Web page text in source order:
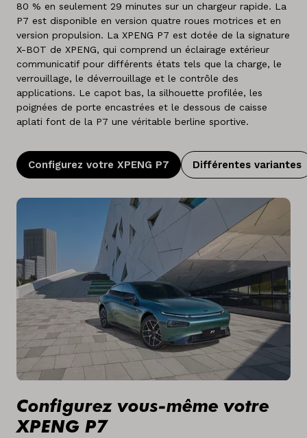
Langue
Néerlandais
Français
80 % en seulement 29 minutes sur un chargeur rapide. La
P7 est disponible en version quatre roues motrices et en
version propulsion. La XPENG P7 est dotée de la signature
X-BOT de XPENG, qui comprend un éclairage extérieur
communicatif pour différents états tels que la charge, le
verrouillage, le déverrouillage et le contrôle des
applications. Le capot bas, la silhouette profilée, les
poignées de porte encastrées et le dessous de caisse
aplati font de la P7 une véritable berline sportive.
Configurez votre XPENG P7 Différentes variantes
Configurez vous-même votre
XPENG P7